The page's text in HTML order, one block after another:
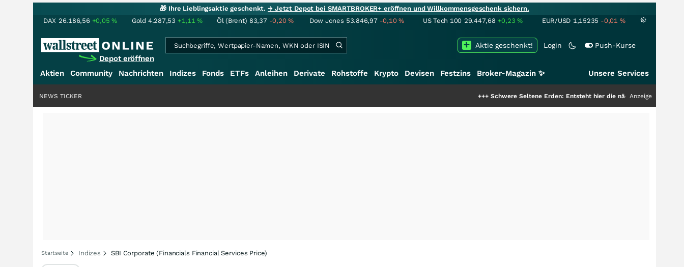
🎁 Ihre Lieblingsaktie geschenkt.→ Jetzt Depot bei SMARTBROKER+ eröffnen und Willkommensgeschenk sichern.
DAX 26.186,56 +0,05% Gold 4.287,53 +1,11% Öl (Brent) 83,37 -0,20% Dow Jones 53.846,97 -0,10% US Tech 100 29.447,68 +0,23% EUR/USD 1,15235 -0,01 %
Depot eröffnen
Login Push-Kurse
Aktie geschenkt!
Aktien Community Nachrichten Indizes Fonds ETFs Anleihen Derivate Rohstoffe Krypto Devisen Festzins Broker-Magazin ✨ Unsere Services
Schwere Seltene Erden: Entsteht hier die nächste Milliardenstory?
Anzeige
NEWS TICKER
Startseite Indizes SBI Corporate (Financials Financial Services Price)